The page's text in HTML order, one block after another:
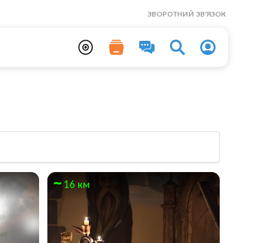
ЗВОРОТНИЙ ЗВ'ЯЗОК
16 км